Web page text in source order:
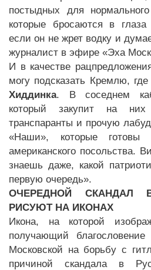
постыдных для
которые бросаются в
если он не жрет водку и
журналист в эфире «Эха
И в качестве
могу подсказать Кремлю,
Хиддинка. В соседнем
который закупит на
транспаранты и прочую
«Наши», которые готовы
американского посольства.
знаешь даже, какой
первую очередь».
ОЧЕРЕДНОЙ СКАНДАЛ
РИСУЮТ НА ИКОНАХ
Икона, на которой
получающий
Московской на борьбу с
причиной скандала в